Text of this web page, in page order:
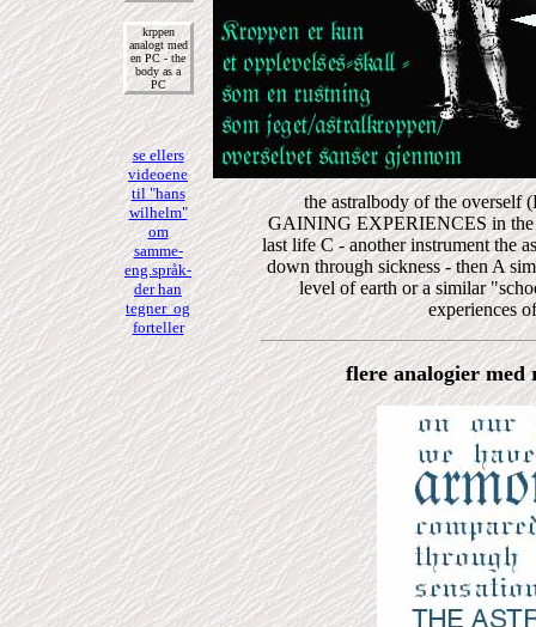
krppen
analogt med
en PC - the
body as a
PC
se ellers
videoene
til "hans
wilhelm"
om
samme-
eng.språk-
der han
tegner og
forteller
the astralbody of the overself
GAINING EXPERIENCES in the
last life C - another instrument the
down through sickness - then A
level of earth or a similar
experiences
flere analogier med